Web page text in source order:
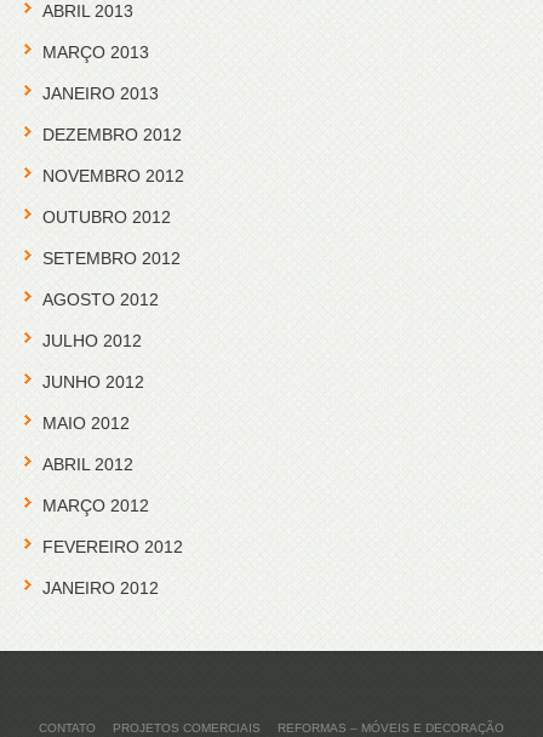
ABRIL 2013
MARÇO 2013
JANEIRO 2013
DEZEMBRO 2012
NOVEMBRO 2012
OUTUBRO 2012
SETEMBRO 2012
AGOSTO 2012
JULHO 2012
JUNHO 2012
MAIO 2012
ABRIL 2012
MARÇO 2012
FEVEREIRO 2012
JANEIRO 2012
CONTATO PROJETOS COMERCIAIS REFORMAS – MÓVEIS E DECORAÇÃO